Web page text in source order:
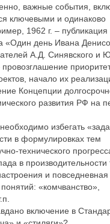
важные события,
ключевыми и одинаково
1962 г. – публикация
день Ивана
А.Д. Синявского и
провозглашение
начало их
Концепции
развития РФ на
избегать
в формулировках тем
технического
в производительности
и повседневная
«комчванство»,
включение в